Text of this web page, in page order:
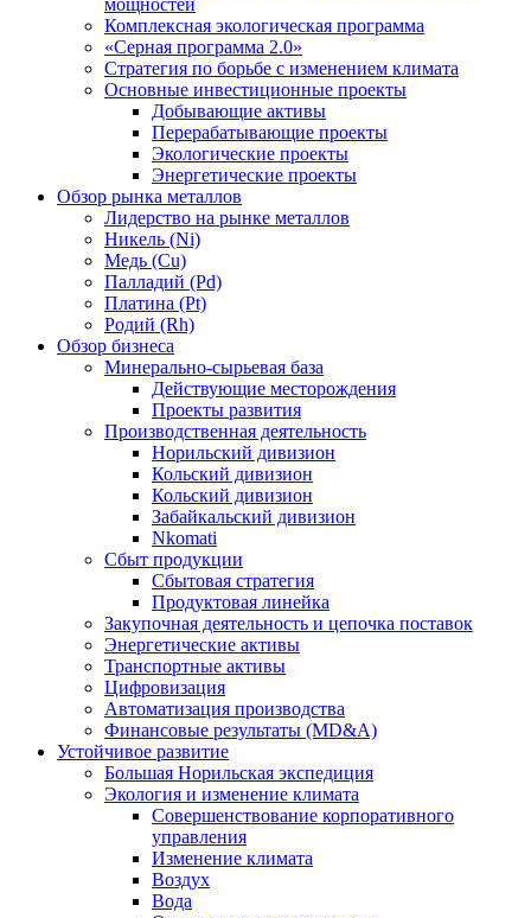
мощностей
Комплексная экологическая программа
«Серная программа 2.0»
Стратегия по борьбе с изменением климата
Основные инвестиционные проекты
Добывающие активы
Перерабатывающие проекты
Экологические проекты
Энергетические проекты
Обзор рынка металлов
Лидерство на рынке металлов
Никель (Ni)
Медь (Cu)
Палладий (Pd)
Платина (Pt)
Родий (Rh)
Обзор бизнеса
Минерально-сырьевая база
Действующие месторождения
Проекты развития
Производственная деятельность
Норильский дивизион
Кольский дивизион
Кольский дивизион
Забайкальский дивизион
Nkomati
Сбыт продукции
Сбытовая стратегия
Продуктовая линейка
Закупочная деятельность и цепочка поставок
Энергетические активы
Транспортные активы
Цифровизация
Автоматизация производства
Финансовые результаты (MD&A)
Устойчивое развитие
Большая Норильская экспедиция
Экология и изменение климата
Совершенствование корпоративного
управления
Изменение климата
Воздух
Вода